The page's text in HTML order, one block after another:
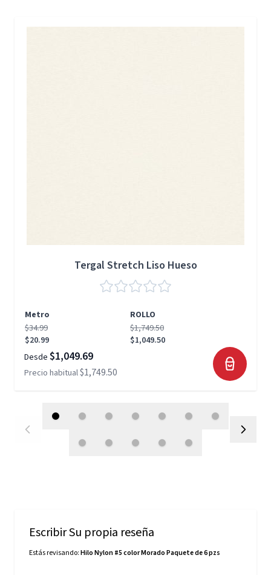
Tergal Stretch Liso Hueso
Metro
ROLLO
$34.99
$20.99
$1,749.50
$1,049.50
Desde $1,049.69
Precio habitual$1,749.50
Escribir Su propia reseña
Estás revisando:Hilo Nylon #5 color Morado Paquete de 6 pzs